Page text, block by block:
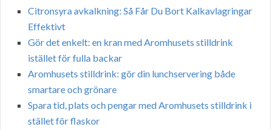
Citronsyra avkalkning: Så Får Du Bort Kalkavlagringar
Effektivt
Gör det enkelt: en kran med Aromhusets stilldrink
istället för fulla backar
Aromhusets stilldrink: gör din lunchservering både
smartare och grönare
Spara tid, plats och pengar med Aromhusets stilldrink i
stället för flaskor